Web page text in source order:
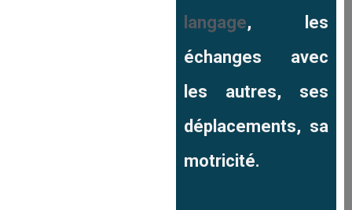
langage, les
échanges avec
les autres, ses
déplacements, sa
motricité.